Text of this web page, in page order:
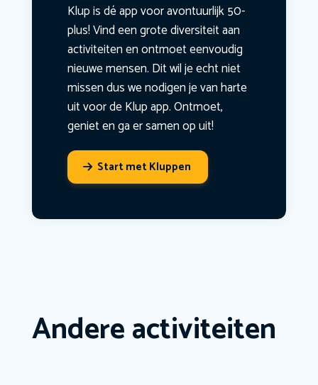
Klup is dé app voor avontuurlijk 50-
plus! Vind een grote diversiteit aan
activiteiten en ontmoet eenvoudig
nieuwe mensen. Dit wil je echt niet
missen dus we nodigen je van harte
uit voor de Klup app. Ontmoet,
geniet en ga er samen op uit!
Start met Kluppen
Andere activiteiten